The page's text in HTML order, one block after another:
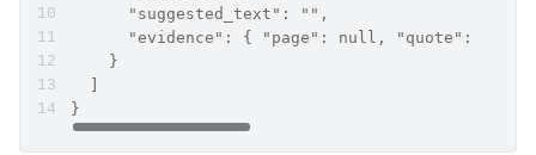
      "suggested_text": "",
      "evidence": { "page": null, "quote": "" }
    }
}